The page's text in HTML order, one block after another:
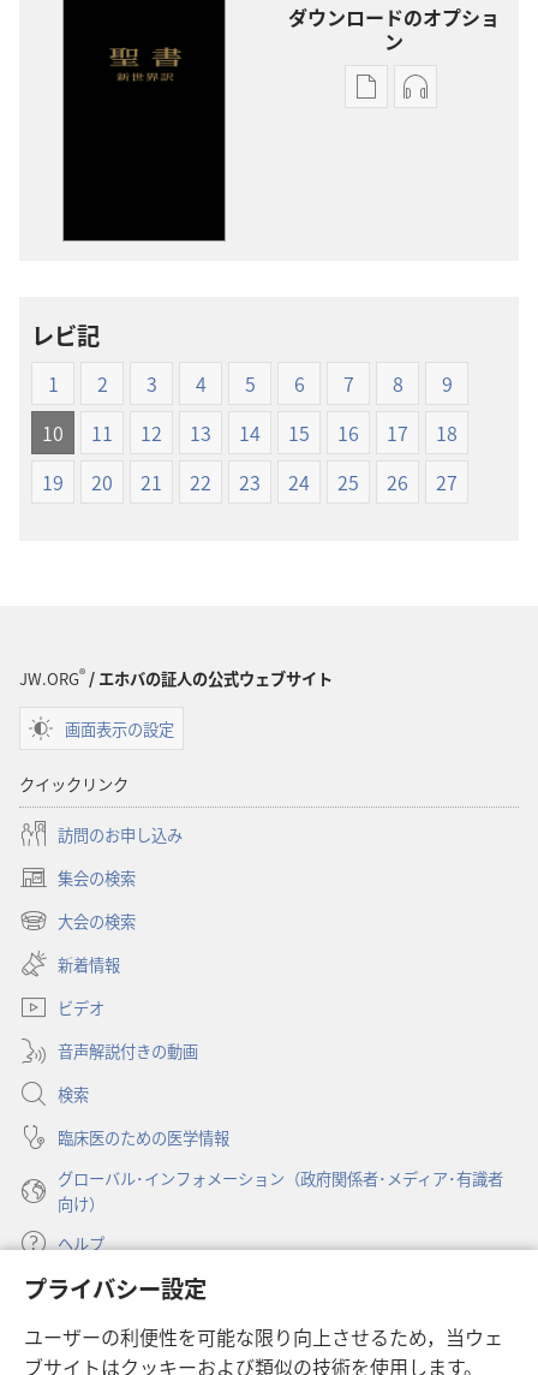
プライバシー設定
ユーザーの利便性を可能な限り向上させるため，当ウェ
ブサイトはクッキーおよび類似の技術を使用します。
ダウンロードのオプショ
ン
出
オ
プ
ショ
ン
オー
オ
プ
ショ
ン
レビ記
1 2 3 4 5 6 7 8
9
10
11 12 13 14 15 16 17
18
19
20 21 22 23 24 25 26 27
JW.ORG®/ エホバの証人の公式ウェブサイト
画面表示の設定
クイックリンク
訪問のお申し込み
集会の検索
（新
し
タ
で
開
く）
大会の検索
（新
し
い
タ
ブ
で
開
く）
新着情報
ビデオ
音声解説付きの動画
検索
臨床医のための医学情報
グローバル･インフォメーション（政府関係者･メディア･有識者
向け）
ヘルプ
寄付
し
い